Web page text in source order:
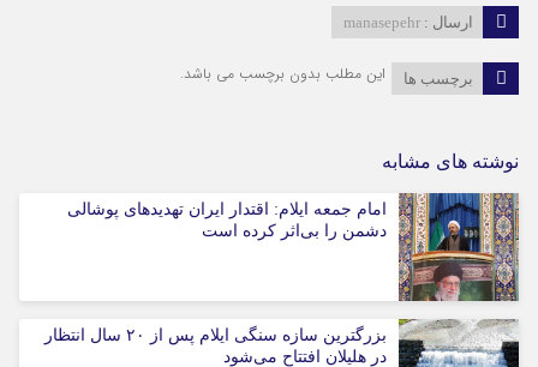
ارسال : manasepehr
برچسب ها این مطلب بدون برچسب می باشد.
نوشته های مشابه
امام جمعه ایلام: اقتدار ایران تهدیدهای پوشالی
دشمن را بی‌اثر کرده است
بزرگترین سازه سنگی ایلام پس از ۲۰ سال انتظار
در هلیلان افتتاح می‌شود